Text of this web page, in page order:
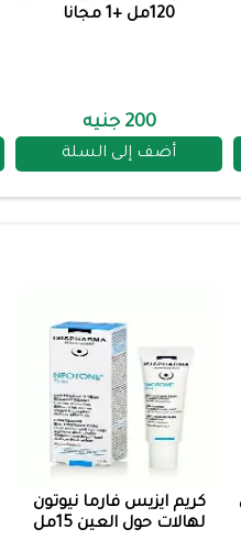
120مل +1 مجانا
200 جنيه
أضف إلى السلة
كريم ايزيس فارما نيوتون
لهالات حول العين 15مل